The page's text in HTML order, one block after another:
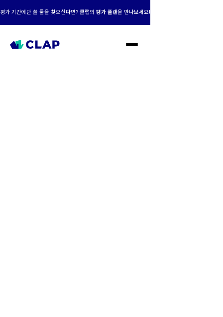
평가 기간에만 쓸 툴을 찾으신다면? 클랩의 평가 플랜을 만나보세요!